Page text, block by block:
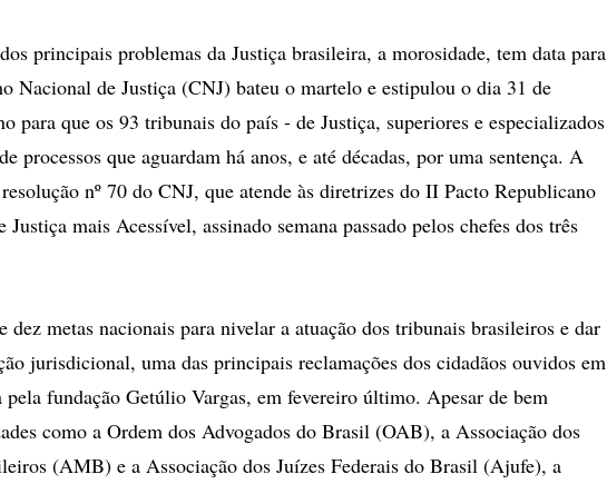
principais problemas da Justiça brasileira, a morosidade, tem data para
Nacional de Justiça (CNJ) bateu o martelo e estipulou o dia 31 de
para que os 93 tribunais do país - de Justiça, superiores e especializados
processos que aguardam há anos, e até décadas, por uma sentença. A
nº 70 do CNJ, que atende às diretrizes do II Pacto Republicano
Justiça mais Acessível, assinado semana passado pelos chefes dos três
dez metas nacionais para nivelar a atuação dos tribunais brasileiros e dar
jurisdicional, uma das principais reclamações dos cidadãos ouvidos em
pela fundação Getúlio Vargas, em fevereiro último. Apesar de bem
como a Ordem dos Advogados do Brasil (OAB), a Associação dos
(AMB) e a Associação dos Juízes Federais do Brasil (Ajufe), a